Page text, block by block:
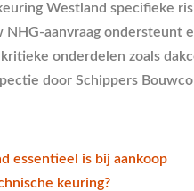
Westland specifieke
aanvraag
onderdelen zoals
door Schippers
essentieel is bij aankoop
keuring?